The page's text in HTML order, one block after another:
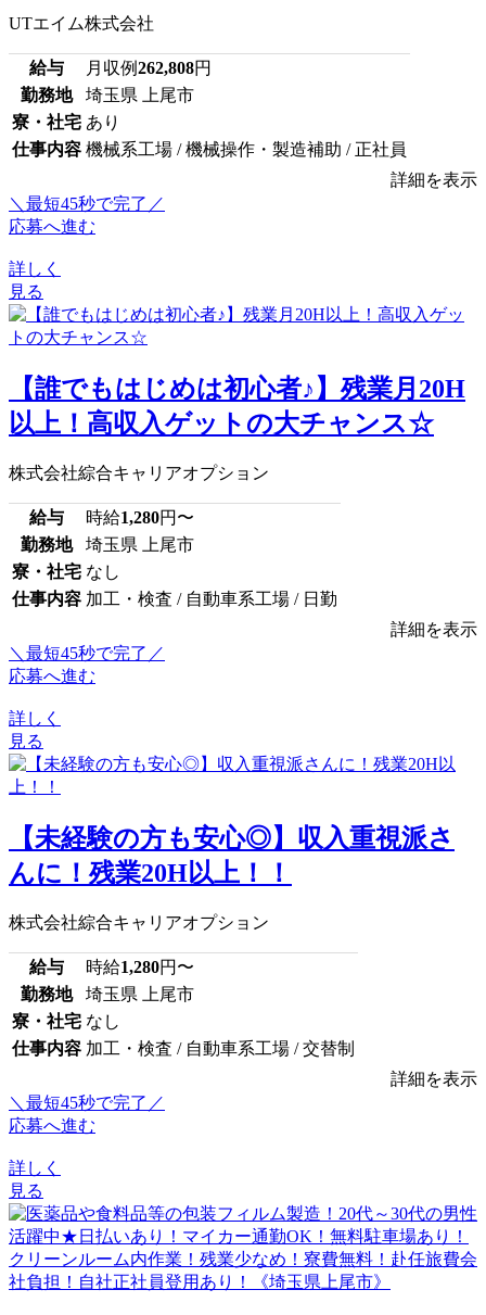
UTエイム株式会社
給与 月収例262,808円
勤務地
埼玉県 上尾市
寮・社宅 あり
仕事内容 機械系工場 / 機械操作・製造補助 / 正社員
詳細を表示
＼最短45秒で完了／
応募へ進む
詳しく
見る
【誰でもはじめは初心者♪】残業月20H
以上！高収入ゲットの大チャンス☆
株式会社綜合キャリアオプション
給与 時給1,280円〜
勤務地
埼玉県 上尾市
寮・社宅 なし
仕事内容 加工・検査 / 自動車系工場 / 日勤
詳細を表示
＼最短45秒で完了／
応募へ進む
詳しく
見る
【未経験の方も安心◎】収入重視派さ
んに！残業20H以上！！
株式会社綜合キャリアオプション
給与 時給1,280円〜
勤務地
埼玉県 上尾市
寮・社宅 なし
仕事内容 加工・検査 / 自動車系工場 / 交替制
詳細を表示
＼最短45秒で完了／
応募へ進む
詳しく
見る